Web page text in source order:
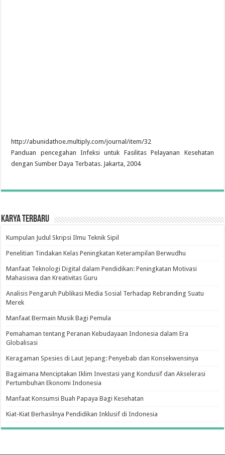
http://abunidathoe.multiply.com/journal/item/32
Panduan pencegahan Infeksi untuk Fasilitas Pelayanan Kesehatan
dengan Sumber Daya Terbatas. Jakarta, 2004
Karya Terbaru
Kumpulan Judul Skripsi Ilmu Teknik Sipil
Penelitian Tindakan Kelas Peningkatan Keterampilan Berwudhu
Manfaat Teknologi Digital dalam Pendidikan: Peningkatan Motivasi
Mahasiswa dan Kreativitas Guru
Analisis Pengaruh Publikasi Media Sosial Terhadap Rebranding Suatu
Merek
Manfaat Bermain Musik Bagi Pemula
Pemahaman tentang Peranan Kebudayaan Indonesia dalam Era
Globalisasi
Keragaman Spesies di Laut Jepang: Penyebab dan Konsekwensinya
Bagaimana Menciptakan Iklim Investasi yang Kondusif dan Akselerasi
Pertumbuhan Ekonomi Indonesia
Manfaat Konsumsi Buah Papaya Bagi Kesehatan
Kiat-Kiat Berhasilnya Pendidikan Inklusif di Indonesia